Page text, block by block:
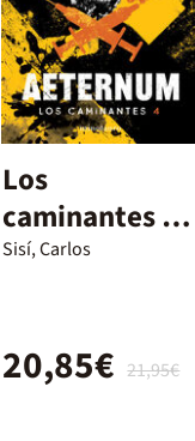
Los
caminantes nº
04/06. Nueva
Sisí, Carlos
21,95€
20,85€